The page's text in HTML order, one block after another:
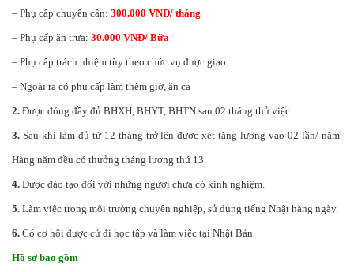
– Phụ cấp chuyên cần: 300.000 VNĐ/ tháng
– Phụ cấp ăn trưa: 30.000 VNĐ/ Bữa
– Phụ cấp trách nhiệm tùy theo chức vụ được giao
– Ngoài ra có phụ cấp làm thêm giờ, ăn ca
2. Được đóng đầy đủ BHXH, BHYT, BHTN sau 02 tháng thử việc
3. Sau khi làm đủ từ 12 tháng trở lên được xét tăng lương vào 02 lần/ năm.
Hàng năm đều có thưởng tháng lương thứ 13.
4. Được đào tạo đối với những người chưa có kinh nghiệm.
5. Làm việc trong môi trường chuyên nghiệp, sử dụng tiếng Nhật hàng ngày.
6. Có cơ hội được cử đi học tập và làm việc tại Nhật Bản.
Hồ sơ bao gồm